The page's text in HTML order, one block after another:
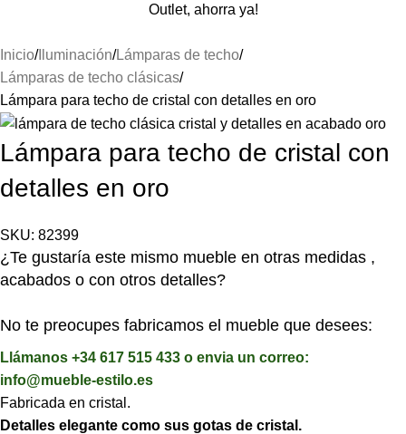
Outlet, ahorra ya!
Inicio Iluminación Lámparas de techo
Lámparas de techo clásicas
Lámpara para techo de cristal con detalles en oro
Lámpara para techo de cristal con
detalles en oro
SKU: 82399
¿Te gustaría este mismo mueble en otras medidas ,
acabados o con otros detalles?
No te preocupes fabricamos el mueble que desees:
Llámanos +34 617 515 433 o envia un correo:
info@mueble-estilo.es
Fabricada en cristal.
Detalles elegante como sus gotas de cristal.